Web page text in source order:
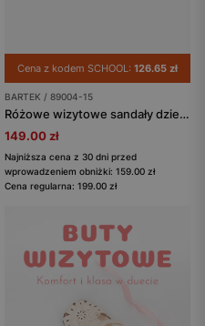
Cena z kodem SCHOOL: 126.65 zł
BARTEK / 89004-15
Różowe wizytowe sandały dziewczęce z motylkiem
149.00 zł
Najniższa cena z 30 dni przed
wprowadzeniem obniżki: 159.00 zł
Cena regularna: 199.00 zł